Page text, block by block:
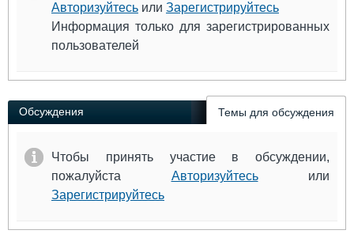
Авторизуйтесь или Зарегистрируйтесь
Информация только для зарегистрированных
пользователей
Обсуждения Темы для обсуждения
Чтобы принять участие в обсуждении,
пожалуйста Авторизуйтесьили
Зарегистрируйтесь